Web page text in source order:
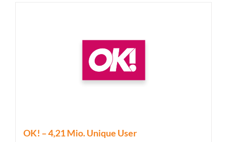
OK! – 4,21 Mio. Unique User